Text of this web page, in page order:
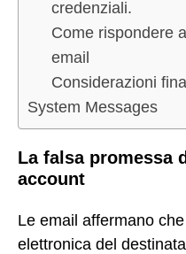
credenziali.
Come rispondere
email
Considerazioni
System Messages
La falsa promessa
account
Le email affermano
elettronica del